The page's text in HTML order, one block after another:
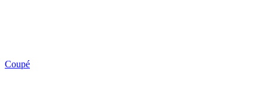
Coupé